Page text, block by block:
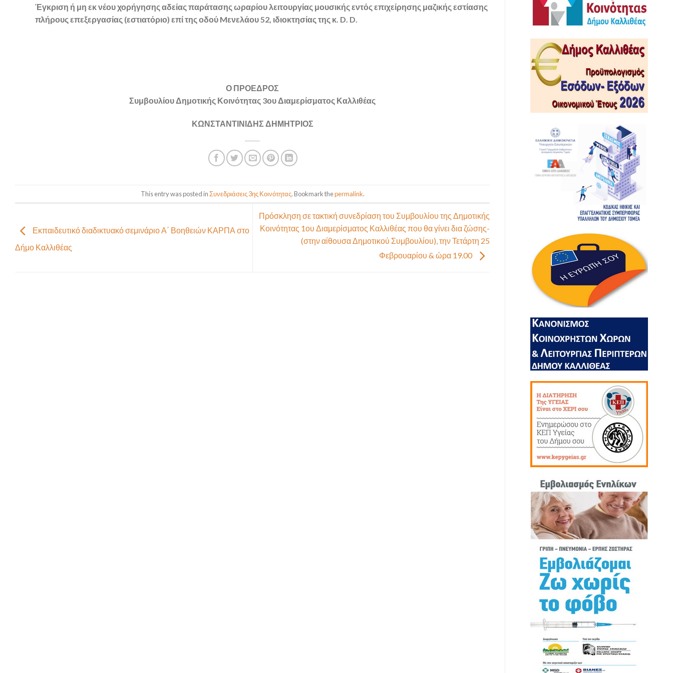
Έγκριση ή μη εκ νέου χορήγησης αδείας παράτασης ωραρίου λειτουργίας μουσικής εντός επιχείρησης μαζικής εστίασης
πλήρους επεξεργασίας (εστιατόριο) επί της οδού Mενελάου 52, ιδιοκτησίας της κ. D. D.
Ο ΠΡΟΕΔΡΟΣ
Συμβουλίου Δημοτικής Κοινότητας 3ου Διαμερίσματος Καλλιθέας
ΚΩΝΣΤΑΝΤΙΝΙΔΗΣ ΔΗΜΗΤΡΙΟΣ
This entry was posted inΣυνεδριάσεις 3ης Κοινότητας. Bookmark thepermalink.
Εκπαιδευτικό διαδικτυακό σεμινάριο Α΄ Βοηθειών ΚΑΡΠΑ στο
Δήμο Καλλιθέας
Πρόσκληση σε τακτική συνεδρίαση του Συμβουλίου της Δημοτικής
Κοινότητας 1ου Διαμερίσματος Καλλιθέας που θα γίνει δια ζώσης-
(στην αίθουσα Δημοτικού Συμβουλίου), την Τετάρτη 25
Φεβρουαρίου & ώρα 19.00